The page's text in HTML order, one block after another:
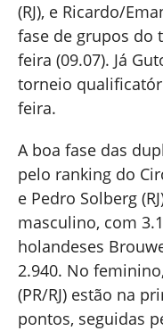
(RJ), e Ricardo/
fase de grupos do
feira (09.07). Já
torneio
feira.
A boa fase das
pelo ranking do
e Pedro Solberg
masculino, com
holandeses
2.940. No
(PR/RJ) estão na
pontos, seguidas